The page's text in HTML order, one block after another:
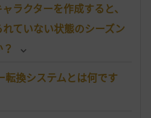
ラクターを作成すると、
ていない状態のシーズン
転換システムとは何です